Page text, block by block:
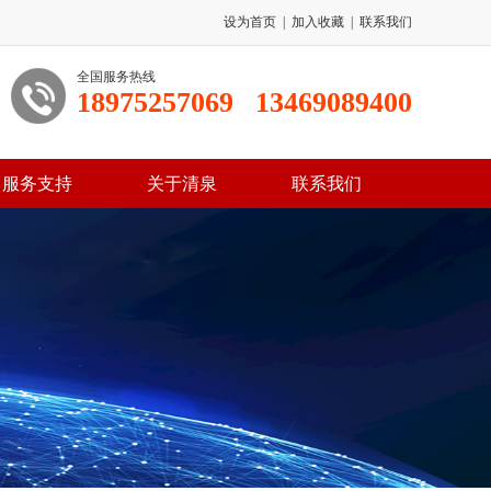
设为首页 加入收藏 联系我们
全国服务热线
18975257069 13469089400
服务支持 关于清泉 联系我们